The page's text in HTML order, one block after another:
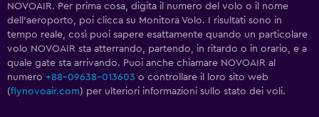
NOVOAIR. Per prima cosa, digita il numero del volo o il nome
dell'aeroporto, poi clicca su Monitora Volo. I risultati sono in
tempo reale, così puoi sapere esattamente quando un particolare
volo NOVOAIR sta atterrando, partendo, in ritardo o in orario, e a
quale gate sta arrivando. Puoi anche chiamare NOVOAIR al
numero +88-09638-013603 o controllare il loro sito web
(flynovoair.com) per ulteriori informazioni sullo stato dei voli.